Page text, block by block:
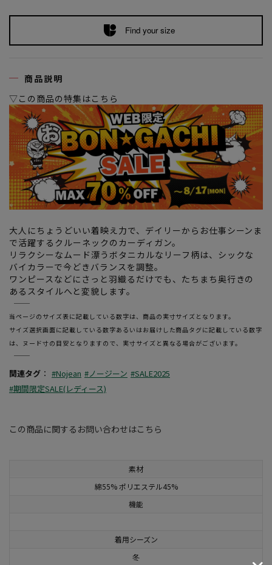
Find your size
素材
綿55% ポリエステル45%
機能
着用シーズン
冬
商品説明
▽この商品の特集はこちら
大人にちょうどいい着映え力で、デイリーからお仕事シーンま
で活躍するクルーネックのカーディガン。
リラクシーなムード漂うボタニカルなリーフ柄は、シックな
バイカラーで今どきバランスを調整。
ワンピースなどにさっと羽織るだけでも、たちまち奥行きの
あるスタイルへと変貌します。
―――――――――――――――――――――――
当ページのサイズ表に記載している数字は、商品の実寸サイズとなります。
サイズ選択画面に記載している数字あるいはお届けした商品タグに記載している数字
は、ヌード寸の目安となりますので、実寸サイズと異なる場合がございます。
―――――――――――――――――――――――
関連タグ ： #Nojean #ノージーン #SALE2025
#期間限定SALE(レディース)
この商品に関するお問い合わせはこちら